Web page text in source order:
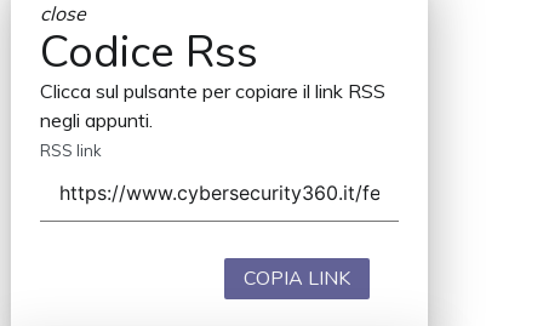
close
Codice Rss
Clicca sul pulsante per copiare il link RSS
negli appunti.
RSS link
COPIA LINK